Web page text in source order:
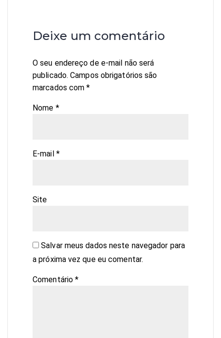
Deixe um comentário
O seu endereço de e-mail não será
publicado. Campos obrigatórios são
marcados com*
Nome *
E-mail *
Site
Salvar meus dados neste navegador para
a próxima vez que eu comentar.
Comentário*